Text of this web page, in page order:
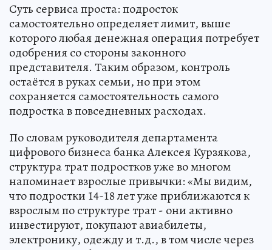
Суть сервиса проста: подросток
самостоятельно определяет лимит, выше
которого любая денежная операция потребует
одобрения со стороны законного
представителя. Таким образом, контроль
остаётся в руках семьи, но при этом
сохраняется самостоятельность самого
подростка в повседневных расходах.
По словам руководителя департамента
цифрового бизнеса банка Алексея Курзякова,
структура трат подростков уже во многом
напоминает взрослые привычки: «Мы видим,
что подростки 14-18 лет уже приближаются к
взрослым по структуре трат - они активно
инвестируют, покупают авиабилеты,
электронику, одежду и т.д., в том числе через